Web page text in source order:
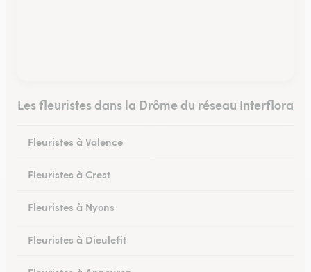
Les fleuristes dans la Drôme du réseau Interflora
Fleuristes à Valence
Fleuristes à Crest
Fleuristes à Nyons
Fleuristes à Dieulefit